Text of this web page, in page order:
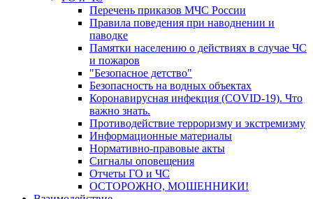
Перечень приказов МЧС России
Правила поведения при наводнении и
паводке
Памятки населению о действиях в случае ЧС
и пожаров
"Безопасное детство"
Безопасность на водных объектах
Коронавирусная инфекция (COVID-19). Что
важно знать.
Противодействие терроризму и экстремизму
Информационные материалы
Нормативно-правовые акты
Сигналы оповещения
Отчеты ГО и ЧС
ОСТОРОЖНО, МОШЕННИКИ!